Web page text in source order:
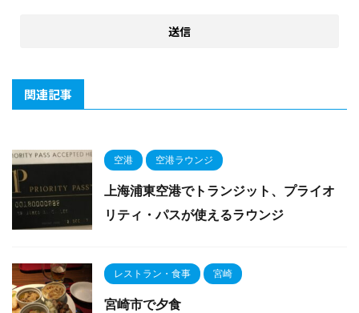
関連記事
空港 空港ラウンジ
上海浦東空港でトランジット、プライオ
リティ・パスが使えるラウンジ
レストラン・食事 宮崎
宮崎市で夕食